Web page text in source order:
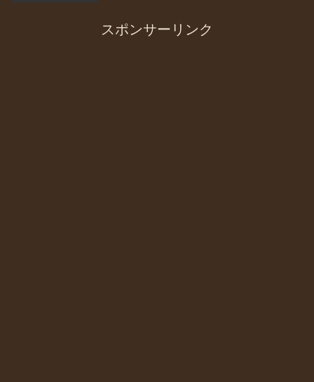
スポンサーリンク